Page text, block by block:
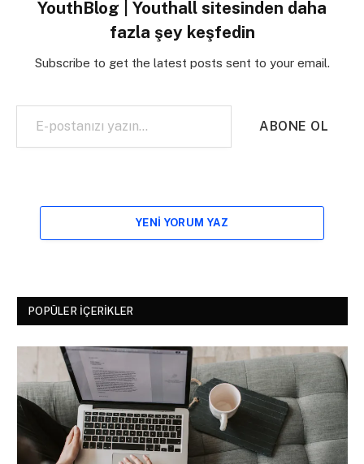
YouthBlog | Youthall sitesinden daha
fazla şey keşfedin
Subscribe to get the latest posts sent to your email.
E-postanızı yazın…
ABONE OL
YENI YORUM YAZ
POPÜLER İÇERIKLER